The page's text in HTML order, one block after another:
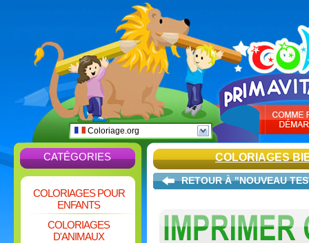
Coloriage.org
CATÉGORIES
COLORIAGES POUR
ENFANTS
COLORIAGES
D'ANIMAUX
COLORIAGES
RETOUR À "NOUVEAU